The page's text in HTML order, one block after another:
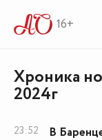
16+
Хроника
2024г
23:52
В